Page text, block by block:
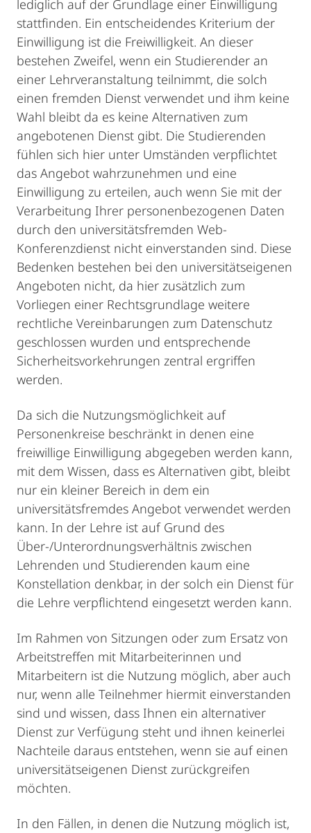
lediglich auf der Grundlage einer Einwilligung
stattfinden. Ein entscheidendes Kriterium der
Einwilligung ist die Freiwilligkeit. An dieser
bestehen Zweifel, wenn ein Studierender an
einer Lehrveranstaltung teilnimmt, die solch
einen fremden Dienst verwendet und ihm keine
Wahl bleibt da es keine Alternativen zum
angebotenen Dienst gibt. Die Studierenden
fühlen sich hier unter Umständen verpflichtet
das Angebot wahrzunehmen und eine
Einwilligung zu erteilen, auch wenn Sie mit der
Verarbeitung Ihrer personenbezogenen Daten
durch den universitätsfremden Web-
Konferenzdienst nicht einverstanden sind. Diese
Bedenken bestehen bei den universitätseigenen
Angeboten nicht, da hier zusätzlich zum
Vorliegen einer Rechtsgrundlage weitere
rechtliche Vereinbarungen zum Datenschutz
geschlossen wurden und entsprechende
Sicherheitsvorkehrungen zentral ergriffen
werden.
Da sich die Nutzungsmöglichkeit auf
Personenkreise beschränkt in denen eine
freiwillige Einwilligung abgegeben werden kann,
mit dem Wissen, dass es Alternativen gibt, bleibt
nur ein kleiner Bereich in dem ein
universitätsfremdes Angebot verwendet werden
kann. In der Lehre ist auf Grund des
Über-/Unterordnungsverhältnis zwischen
Lehrenden und Studierenden kaum eine
Konstellation denkbar, in der solch ein Dienst für
die Lehre verpflichtend eingesetzt werden kann.
Im Rahmen von Sitzungen oder zum Ersatz von
Arbeitstreffen mit Mitarbeiterinnen und
Mitarbeitern ist die Nutzung möglich, aber auch
nur, wenn alle Teilnehmer hiermit einverstanden
sind und wissen, dass Ihnen ein alternativer
Dienst zur Verfügung steht und ihnen keinerlei
Nachteile daraus entstehen, wenn sie auf einen
universitätseigenen Dienst zurückgreifen
möchten.
In den Fällen, in denen die Nutzung möglich ist,